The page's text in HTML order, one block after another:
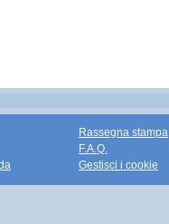
Rassegna stampa
F.A.Q.
Gestisci i cookie